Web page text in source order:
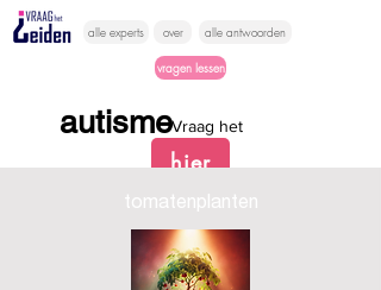
alle experts over alle antwoorden
vragen lessen
Vraag het
hier
autisme
tomatenplanten